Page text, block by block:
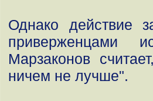
Однако действие
приверженцами
Марзаконов
ничем не лучше".